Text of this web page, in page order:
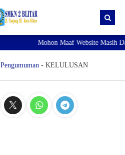
Mohon Maaf Website Masih
Pengumuman- KELULUSAN